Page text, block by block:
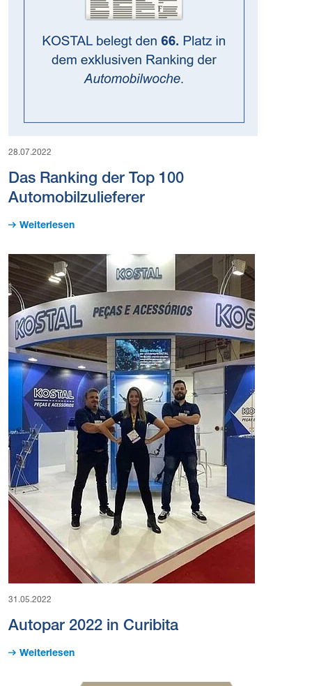
28.07.2022
Das Ranking der Top 100
Automobilzulieferer
Weiterlesen
31.05.2022
Autopar 2022 in Curibita
Weiterlesen